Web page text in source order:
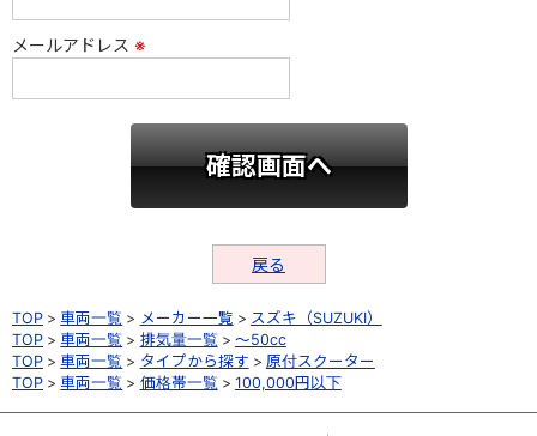
メールアドレス ※
戻る
TOP 車両一覧 メーカー一覧
スズキ（SUZUKI）
TOP
車両一覧 排気量一覧
～50cc
TOP
車両一覧 タイプから探す
原付スクーター
TOP
車両一覧 価格帯一覧 100,000円以下